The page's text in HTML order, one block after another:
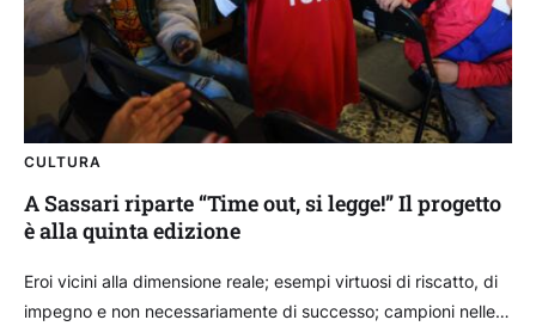
CULTURA
A Sassari riparte “Time out, si legge!” Il progetto
è alla quinta edizione
Eroi vicini alla dimensione reale; esempi virtuosi di riscatto, di
impegno e non necessariamente di successo; campioni nelle